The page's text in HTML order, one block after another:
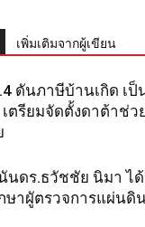
เพิ่มเติมจากผู้เขียน
ดันภาษีบ้านเกิด เ
ตรียมจัดตั้งดาต้าช่ว
นดร.ธวัชชัย นิมา ไ
ษาผูัตรวจการแผ่นดิ